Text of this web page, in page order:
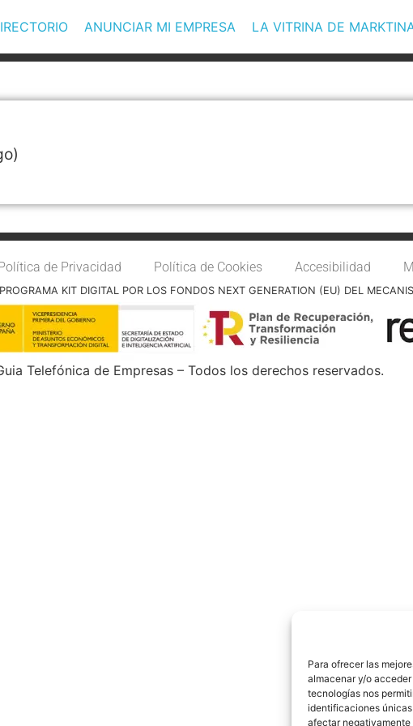
Para ofrecer las
almacenar y/o
tecnologías nos
identificaciones
afectar
ANUNCIAR MI EMPRESA LA VITRINA DE
de Privacidad Política de Cookies Accesibilidad
KIT DIGITAL POR LOS FONDOS NEXT GENERATION (EU) DEL
Telefónica de Empresas – Todos los derechos reservados.